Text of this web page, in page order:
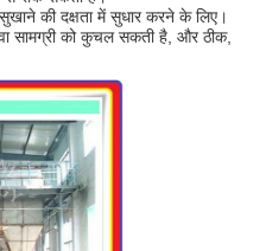
की दक्षता में सुधार करने के लिए।
सामग्री को कुचल सकती है, और ठीक,